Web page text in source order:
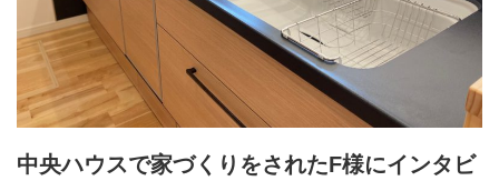
中央ハウスで家づくりをされたF様にインタビ